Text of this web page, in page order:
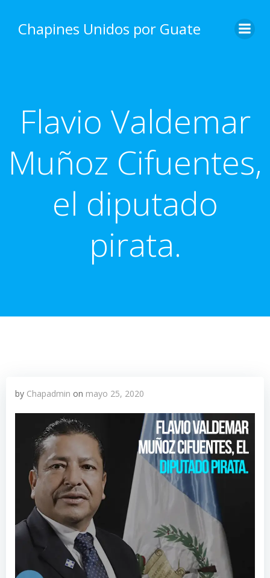
content
Chapines Unidos por Guate
Flavio Valdemar
Muñoz Cifuentes,
el diputado
pirata.
by Chapadmin on mayo 25, 2020